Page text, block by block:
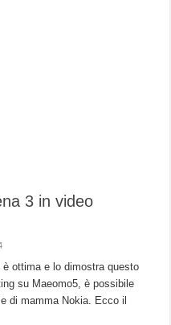
3 in video
ottima e lo dimostra questo
su Maeomo5, è possibile
di mamma Nokia. Ecco il